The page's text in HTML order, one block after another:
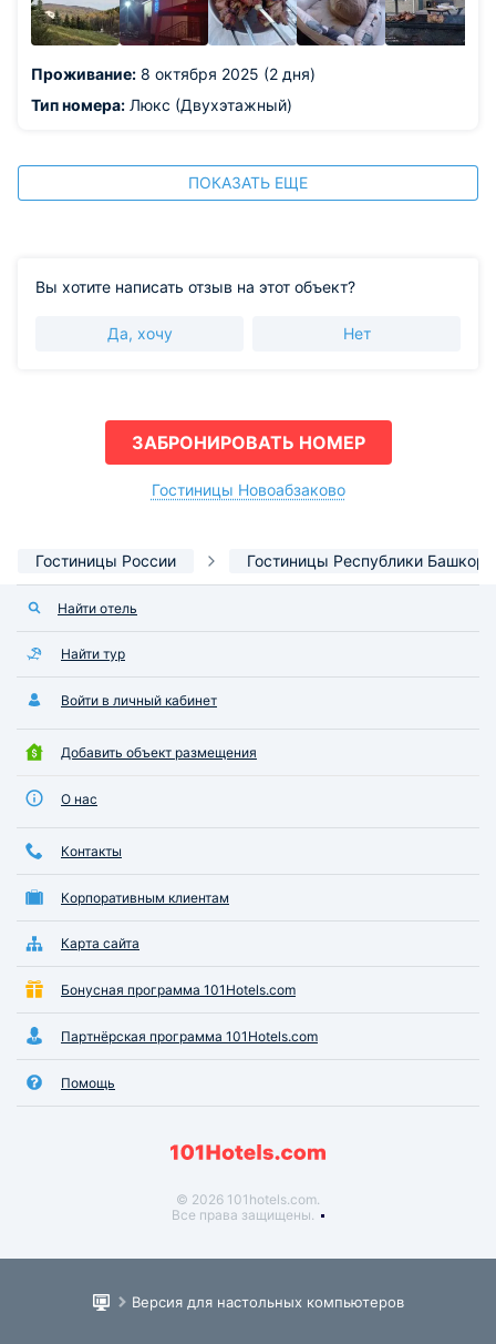
Проживание: 8 октября 2025 (2 дня)
Тип номера: Люкс (Двухэтажный)
ПОКАЗАТЬ ЕЩЕ
Вы хотите написать отзыв на этот объект?
Да, хочу Нет
ЗАБРОНИРОВАТЬ НОМЕР
Гостиницы Новоабзаково
Гостиницы России Гостиницы Республики
Найти отель
Найти тур
Войти в личный кабинет
Добавить объект размещения
О нас
Контакты
Корпоративным клиентам
Карта сайта
Бонусная программа 101Hotels.com
Партнёрская программа 101Hotels.com
Помощь
© 2026 101hotels.com.
Все права защищены.
Версия для настольных компьютеров